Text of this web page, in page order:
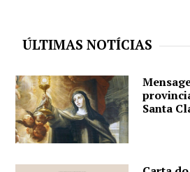
ÚLTIMAS NOTÍCIAS
Santa